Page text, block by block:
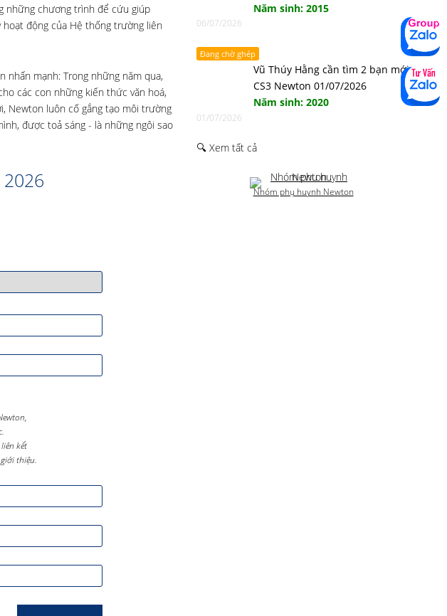
những chương trình để cứu giúp
hoạt động của Hệ thống trường liên
nhấn mạnh: Trong những năm qua,
các con những kiến thức văn hoá,
Newton luôn cố gắng tạo môi trường
được toả sáng - là những ngôi sao
kết
thiệu.
Năm sinh: 2015
06/07/2026
Đang chờ ghép
Vũ Thúy Hằng cần tìm 2 bạn mới
CS3 Newton 01/07/2026
Năm sinh: 2020
01/07/2026
🔍 Xem tất cả
Nhóm phụ huynh Newton